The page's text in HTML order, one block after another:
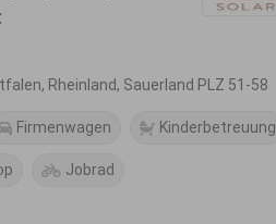
Rheinland, Sauerland PLZ 51-58
Firmenwagen Kinderbetreuung
Jobrad